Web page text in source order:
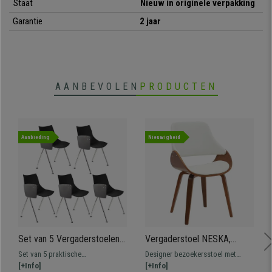
• Erg veelzijdig en functioneel
•Houten zitting en rugleuning
Staat
Nieuw in originele verpakking
Garantie
2 jaar
AANBEVOLEN PRODUCTEN
Aanbieding
Set van 5 Vergaderstoelen
AMIR met Klaptafeltje,
Handig en Praktisch, Kleur
Set van 5 praktische
vergaderstoelen AMIR met
[+Info]
Nieuwigheid
Vergaderstoel NESKA,
Retro Design met
Kersenhouten Frame en Wit
Designer bezoekersstoel met
comfortabele zitting bekleed met
[+Info]